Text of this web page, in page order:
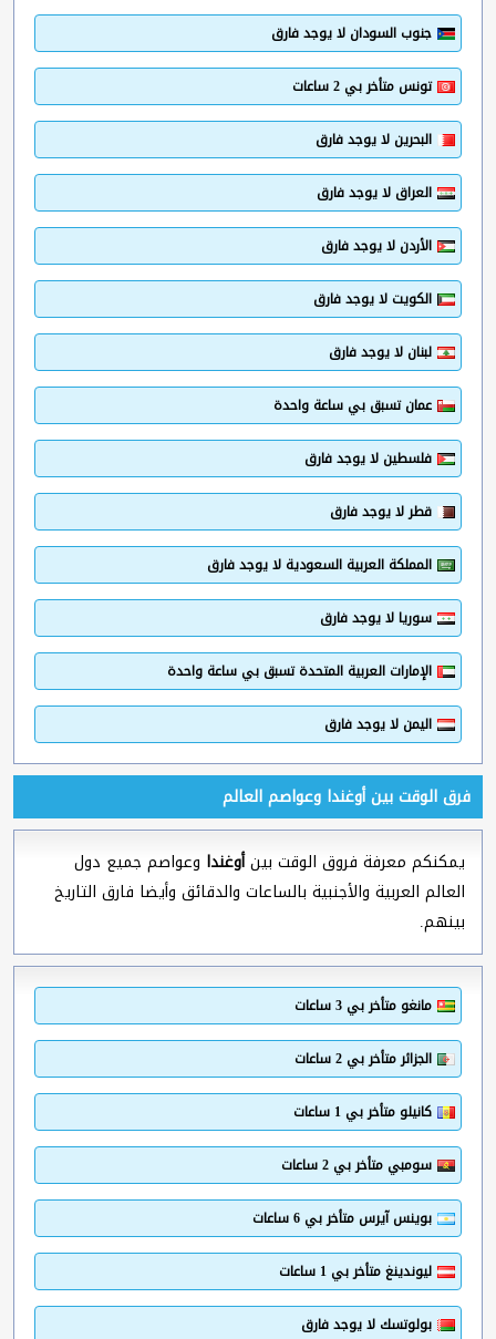
جنوب السودان لا يوجد فارق
تونس متأخر بي 2 ساعات
البحرين لا يوجد فارق
العراق لا يوجد فارق
الأردن لا يوجد فارق
الكويت لا يوجد فارق
لبنان لا يوجد فارق
عمان تسبق بي ساعة واحدة
فلسطين لا يوجد فارق
قطر لا يوجد فارق
المملكة العربية السعودية لا يوجد فارق
سوريا لا يوجد فارق
الإمارات العربية المتحدة تسبق بي ساعة واحدة
اليمن لا يوجد فارق
فرق الوقت بين أوغندا وعواصم العالم
يمكنكم معرفة فروق الوقت بينأوغندا وعواصم جميع دول
العالم العربية والأجنبية بالساعات والدقائق وأيضا فارق التاريخ
بينهم.
مانغو متأخر بي 3 ساعات
الجزائر متأخر بي 2 ساعات
كانيلو متأخر بي 1 ساعات
سومبي متأخر بي 2 ساعات
بوينس آيرس متأخر بي 6 ساعات
ليوندينغ متأخر بي 1 ساعات
بولوتسك لا يوجد فارق